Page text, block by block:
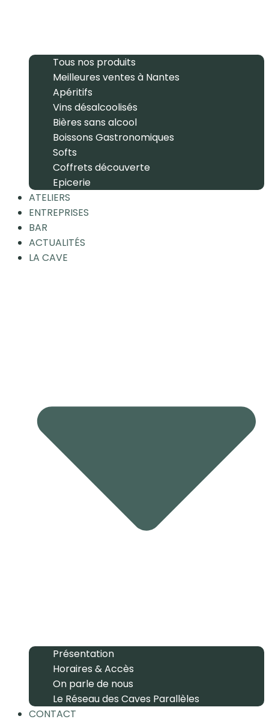
Tous nos produits
Meilleures ventes à Nantes
Apéritifs
Vins désalcoolisés
Bières sans alcool
Boissons Gastronomiques
Softs
Coffrets découverte
Epicerie
ATELIERS
ENTREPRISES
BAR
ACTUALITÉS
LA CAVE
Présentation
Horaires & Accès
On parle de nous
Le Réseau des Caves Parallèles
CONTACT